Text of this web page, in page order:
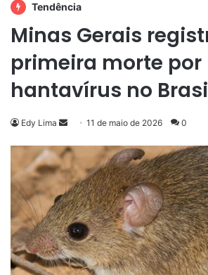
Tendência
Minas Gerais
primeira morte por
hantavírus no
Edy Lima
Mande
e-
mail
11 de maio de 2026 0